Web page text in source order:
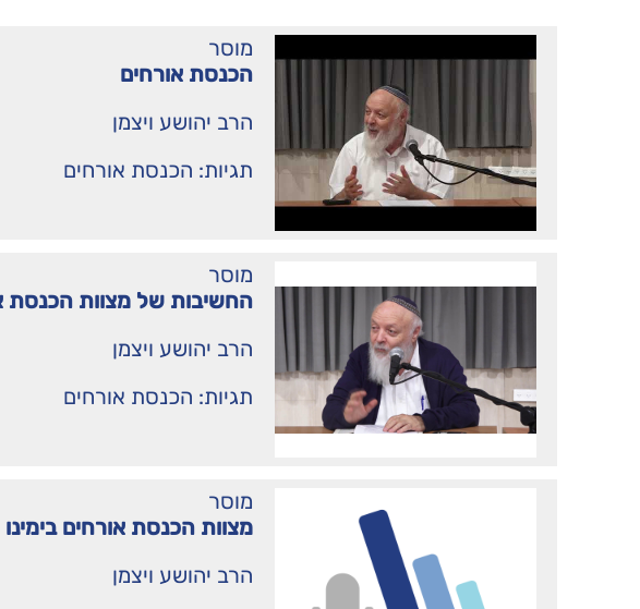
מוסר
הכנסת אורחים
הרב יהושע ויצמן
תגיות: הכנסת אורחים
מוסר
החשיבות של מצוות הכנסת
הרב יהושע ויצמן
תגיות: הכנסת אורחים
מוסר
מצוות הכנסת אורחים בימינו
הרב יהושע ויצמן